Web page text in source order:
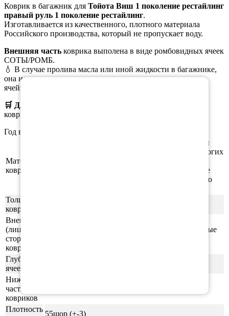
Коврик в багажник для Тойота Виш 1 поколение рестайлинг
правый руль 1 поколение рестайлинг.
Изготавливается из качественного, плотного материала
Российского производства, который не пропускает воду.
Внешняя часть коврика выполена в виде ромбовидных ячеек
СОТЫ/РОМБ.
💧 В случае пролива масла или иной жидкости в багажнике,
она не растекается по всему коврику, а задерживается в
ячейках.
🛒 Для заказа
коврика, окантовки.
Год выпуска а/м: 2005, 2006, 2007, 2008, 2009
Материал
ковриков
Этиленвинилацетат (ЭВА/ЕВА) - полимерный
материал, который зарекомендовал себя во многих
производят спортивные маты, гимнастические
коврики, подошву для обуви, шлёпки и прочую
Толщина
ковриков
Внешняя
(лицевая)
сторона
ковриков
ячейки СОТЫ/РОМБ (напоминающие пчелиные
Глубина
ячеек
Нижняя
часть
ковриков
Плотность
55шор (+-3)